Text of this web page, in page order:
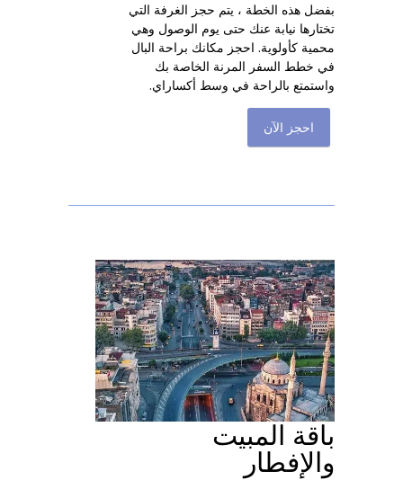
بفضل هذه الخطة ، يتم حجز الغرفة التي
تختارها نيابة عنك حتى يوم الوصول وهي
محمية كأولوية. احجز مكانك براحة البال
في خطط السفر المرنة الخاصة بك
واستمتع بالراحة في وسط أكساراي.
احجز الآن
باقة المبيت
والإفطار